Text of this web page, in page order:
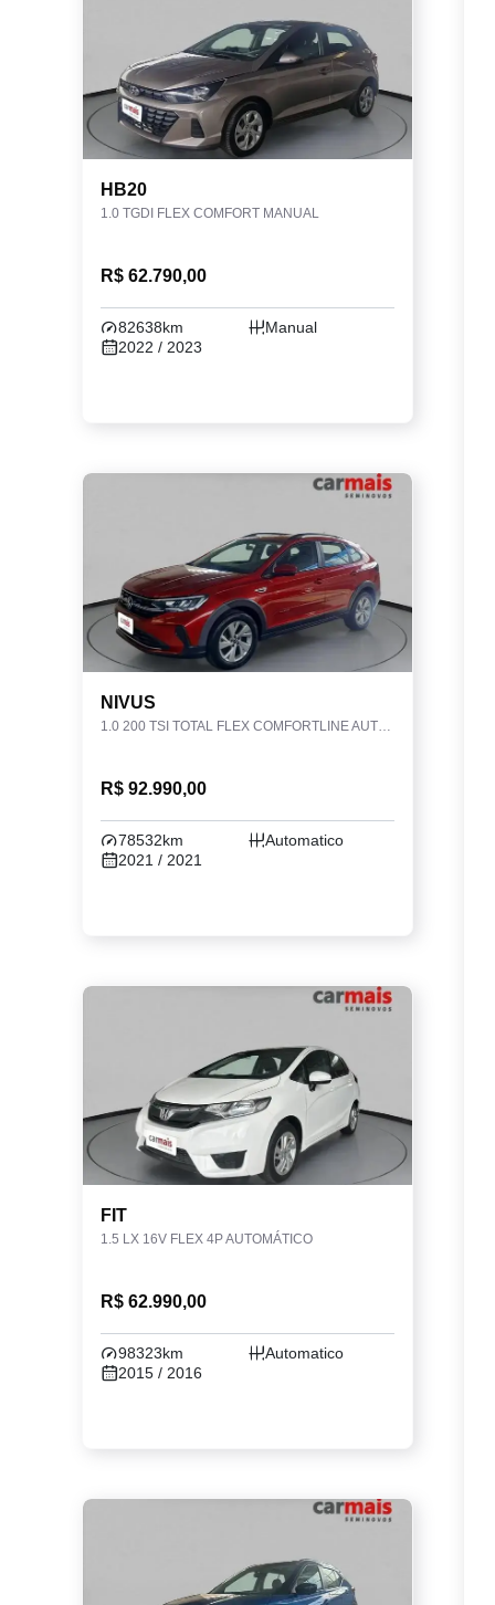
HB20
1.0 TGDI FLEX COMFORT MANUAL
R$ 62.790,00
82638km
Manual
2022 / 2023
NIVUS
1.0 200 TSI TOTAL FLEX COMFORTLINE AUTOMÁTICO
R$ 92.990,00
78532km
Automatico
2021 / 2021
FIT
1.5 LX 16V FLEX 4P AUTOMÁTICO
R$ 62.990,00
98323km
Automatico
2015 / 2016